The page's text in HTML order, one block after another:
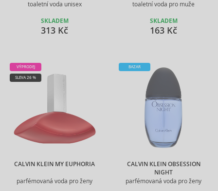
toaletní voda unisex
SKLADEM
313 Kč
toaletní voda pro muže
SKLADEM
163 Kč
CALVIN KLEIN MY EUPHORIA
parfémovaná voda pro ženy
VÝPRODEJ
SLEVA 26 %
CALVIN KLEIN OBSESSION
NIGHT
parfémovaná voda pro ženy
BAZAR